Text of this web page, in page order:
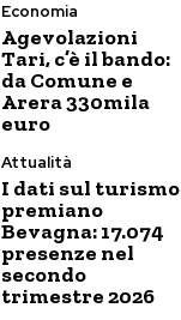
Economia
Agevolazioni
Tari, c’è il bando:
da Comune e
Arera 330mila
euro
Attualità
I dati sul turismo
premiano
Bevagna: 17.074
presenze nel
secondo
trimestre 2026